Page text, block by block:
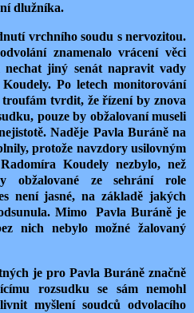
dlužníka.
vrchního soudu s nervozitou.
znamenalo vrácení věci
nechat jiný senát napravit vady
Po letech monitorování
troufám tvrdit, že řízení by znova
pouze by obžalovaní museli
Naděje Pavla Buráně na
protože navzdory usilovným
Koudely nezbylo, než
obžalované ze sehrání role
není jasné, na základě jakých
Mimo
Pavla Buráně je
nich nebylo možné žalovaný
je pro Pavla Buráně značně
rozsudku se sám nemohl
myšlení soudců odvolacího